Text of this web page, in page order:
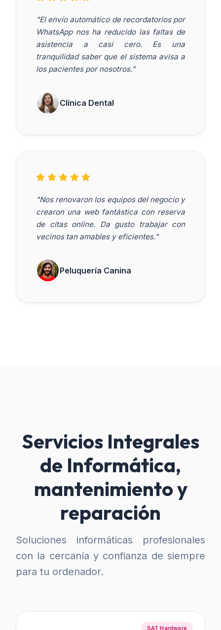
"El envío automático de recordatorios por
WhatsApp nos ha reducido las faltas de
asistencia a casi cero. Es una
tranquilidad saber que el sistema avisa a
los pacientes por nosotros."
Clínica Dental
"Nos renovaron los equipos del negocio y
crearon una web fantástica con reserva
de citas online. Da gusto trabajar con
vecinos tan amables y eficientes."
Peluquería Canina
Servicios Integrales
de Informática,
mantenimiento y
reparación
Soluciones informáticas profesionales
con la cercanía y confianza de siempre
para tu ordenador.
SAT Hardware